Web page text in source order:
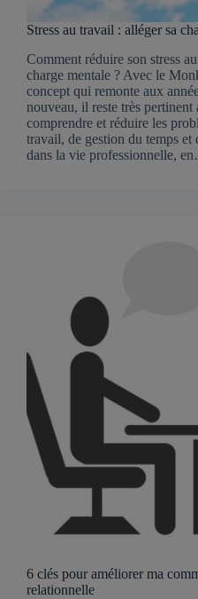
Stress au travail : alléger sa
Comment réduire son stress
charge mentale ? Avec le
concept qui remonte aux
nouveau, il reste très
comprendre et réduire les
travail, de gestion du temps et
dans la vie professionnelle,
6 clés pour améliorer ma
relationnelle